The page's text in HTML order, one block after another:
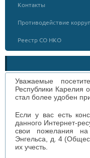
Контакты
Противодействие
Реестр СО НКО
Уважаемые
Республики Карелия
стал более удобен
Если у вас есть
данного Интернет-
свои пожелания
Энгельса, д. 4
их учесть.